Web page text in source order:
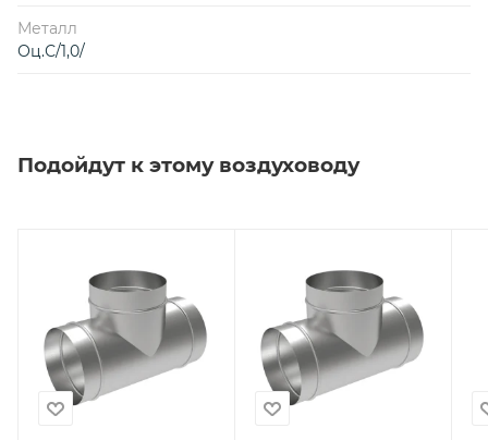
Металл
Оц.С/1,0/
Подойдут к этому воздуховоду